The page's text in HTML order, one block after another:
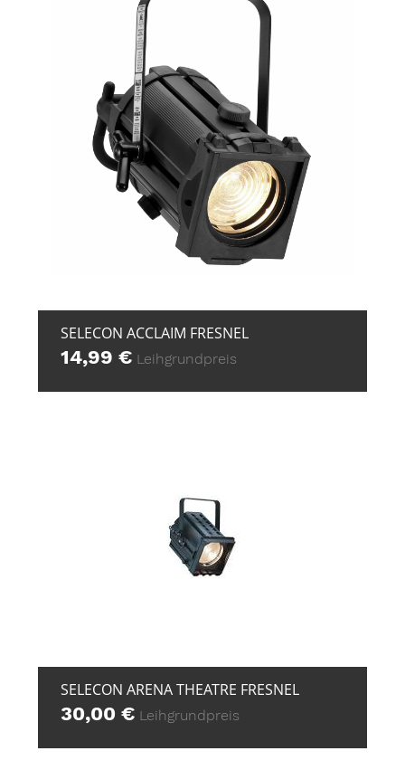
SELECON ACCLAIM FRESNEL
14,99€ Leihgrundpreis
SELECON ARENA THEATRE FRESNEL
30,00€ Leihgrundpreis